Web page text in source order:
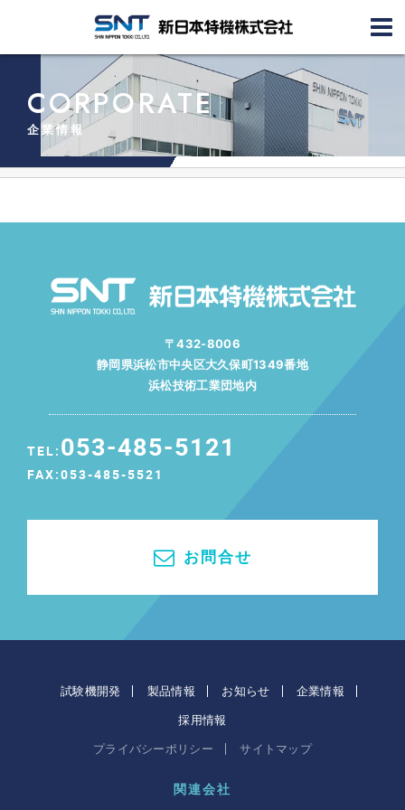
CORPORATE
企業情報
〒432-8006
静岡県浜松市中央区大久保町1349番地
浜松技術工業団地内
TEL: 053-485-5121
FAX:053-485-5521
お問合せ
試験機開発 製品情報 お知らせ
企業情報
採用情報
プライバシーポリシー
サイトマップ
関連会社